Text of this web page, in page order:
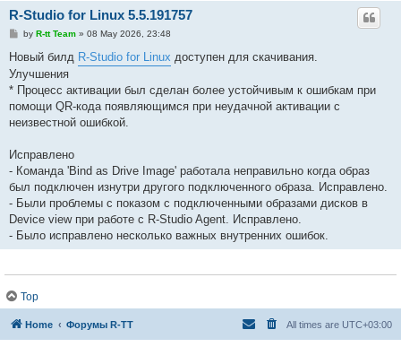
R-Studio for Linux 5.5.191757
by R-tt Team» 08 May 2026, 23:48
Новый билд R-Studio for Linux доступен для скачивания.
Улучшения
* Процесс активации был сделан более устойчивым к ошибкам при
помощи QR-кода появляющимся при неудачной активации с
неизвестной ошибкой.
Исправлено
- Команда 'Bind as Drive Image' работала неправильно когда образ
был подключен изнутри другого подключенного образа. Исправлено.
- Были проблемы с показом с подключенными образами дисков в
Device view при работе с R-Studio Agent. Исправлено.
- Было исправлено несколько важных внутренних ошибок.
Top
Home Форумы R-TT All times are UTC+03:00